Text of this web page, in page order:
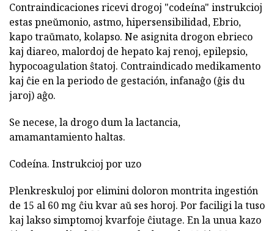
Contraindicaciones ricevi drogoj "codeína" instrukcioj
estas pneŭmonio, astmo, hipersensibilidad, Ebrio,
kapo traŭmato, kolapso. Ne asignita drogon ebrieco
kaj diareo, malordoj de hepato kaj renoj, epilepsio,
hypocoagulation ŝtatoj. Contraindicado medikamento
kaj ĉie en la periodo de gestación, infanaĝo (ĝis du
jaroj) aĝo.
Se necese, la drogo dum la lactancia,
amamantamiento haltas.
Codeína. Instrukcioj por uzo
Plenkreskuloj por elimini doloron montrita ingestión
de 15 al 60 mg ĉiu kvar aŭ ses horoj. Por faciligi la tuso
kaj lakso simptomoj kvarfoje ĉiutage. En la unua kazo